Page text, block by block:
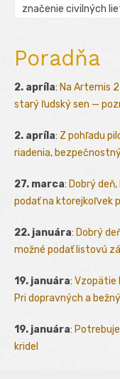
značenie civilných
Poradňa
2. apríla: Na Artemis
starý ľudský sen —
2. apríla: Z pohľadu
riadenia,
27. marca: Dobrý
podať na ktorejkoľvek
22. januára: Dobrý
možné podať listovú
19. januára: Vzopätie
Pri dopravných a
19. januára:
kridel